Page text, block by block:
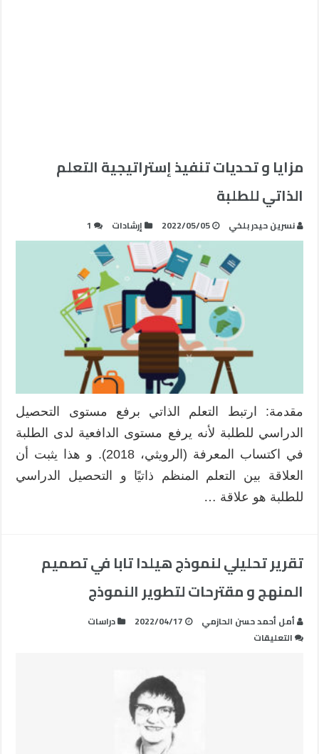
مزايا و تحديات تنفيذ إستراتيجية التعلم
الذاتي للطلبة
نسرين حيدر بلخي 2022/05/05 إرشادات 1
مقدمة: ارتبط التعلم الذاتي برفع مستوى التحصيل
الدراسي للطلبة لأنه يرفع مستوى الدافعية لدى الطلبة
في اكتساب المعرفة (الرويثي، 2018). و هذا يثبت أن
العلاقة بين التعلم المنظم ذاتيًا و التحصيل الدراسي
للطلبة هو علاقة …
تقرير تحليلي لنموذج هيلدا تابا في تصميم
المنهج و مقترحات لتطوير النموذج
أمل أحمد حسن الحازمي 2022/04/17
دراسات
التعليقات